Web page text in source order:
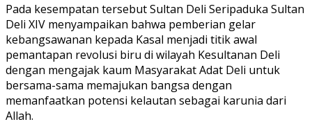
Pada kesempatan tersebut Sultan Deli Seripaduka Sultan
Deli XIV menyampaikan bahwa pemberian gelar
kebangsawanan kepada Kasal menjadi titik awal
pemantapan revolusi biru di wilayah Kesultanan Deli
dengan mengajak kaum Masyarakat Adat Deli untuk
bersama-sama memajukan bangsa dengan
memanfaatkan potensi kelautan sebagai karunia dari
Allah.